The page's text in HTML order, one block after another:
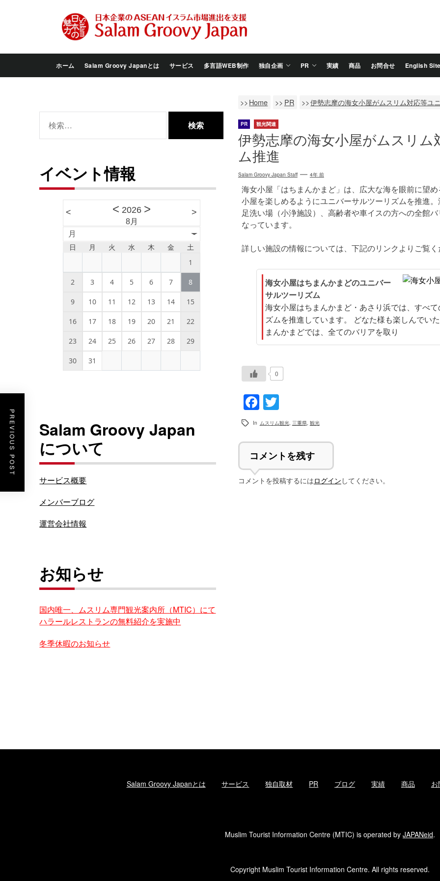
Groovy
Japan
ホーム Salam Groovy Japanとは サービス 多言語WEB制作 独自企画 PR 実績 商品 お問合せ English Site
Home PR 伊勢志摩の海女小屋がムスリム対応等ユ
PR 観光関連
伊勢志摩の海女小屋がムスリ
ム推進
Salam Groovy Japan Staff 4年 前
海女小屋「はちまんかまど」は、広大な海を眼前に望
小屋を楽しめるようにユニバーサルツーリズムを推進
足洗い場（小浄施設）、高齢者や車イスの方への全館
なっています。
詳しい施設の情報については、下記のリンクよりご覧く
海女小屋はちまんかまどのユニバー
サルツーリズム
海女小屋はちまんかまど・あさり浜では、すべ
ズムを推進しています。 どなた様も楽しんでい
まんかまどでは、全てのバリアを取り
0
Facebook
Twitter
In ムスリム観光, 三重県, 観光
コメントを残す
コメントを投稿するにはログインしてください。
PREVIOUS POST
索:
イベント情報
< < 2026 >
8月
>
月
日 月 火 水 木 金 土
1
2 3 4 5 6 7 8
9 10 11 12 13 14 15
16 17 18 19 20 21 22
23 24 25 26 27 28 29
30 31
Salam Groovy Japan
について
サービス概要
メンバーブログ
運営会社情報
お知らせ
国内唯一、ムスリム専門観光案内所（MTIC）にて
ハラールレストランの無料紹介を実施中
冬季休暇のお知らせ
Salam Groovy Japanとは サービス 独自取材 PR ブログ 実績 商品
Muslim Tourist Information Centre (MTIC) is operated by JAPANeid.
Copyright Muslim Tourist Information Centre. All rights reserved.